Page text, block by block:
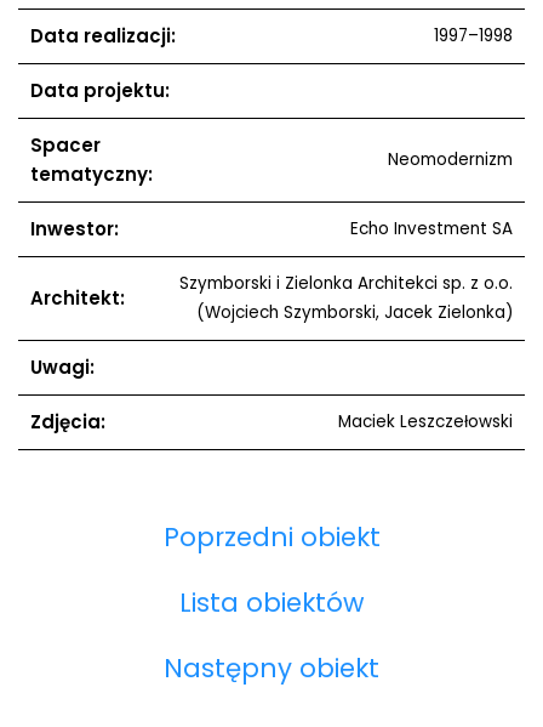
Data realizacji: 1997–1998
Data projektu:
Spacer
tematyczny:
Neomodernizm
Inwestor: Echo Investment SA
Architekt:
Szymborski i Zielonka Architekci sp. z o.o.
(Wojciech Szymborski, Jacek Zielonka)
Uwagi:
Zdjęcia: Maciek Leszczełowski
Poprzedni obiekt
Lista obiektów
Następny obiekt